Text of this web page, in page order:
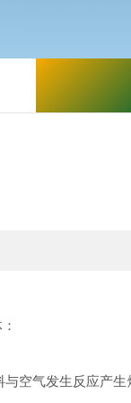
空气发生反应产